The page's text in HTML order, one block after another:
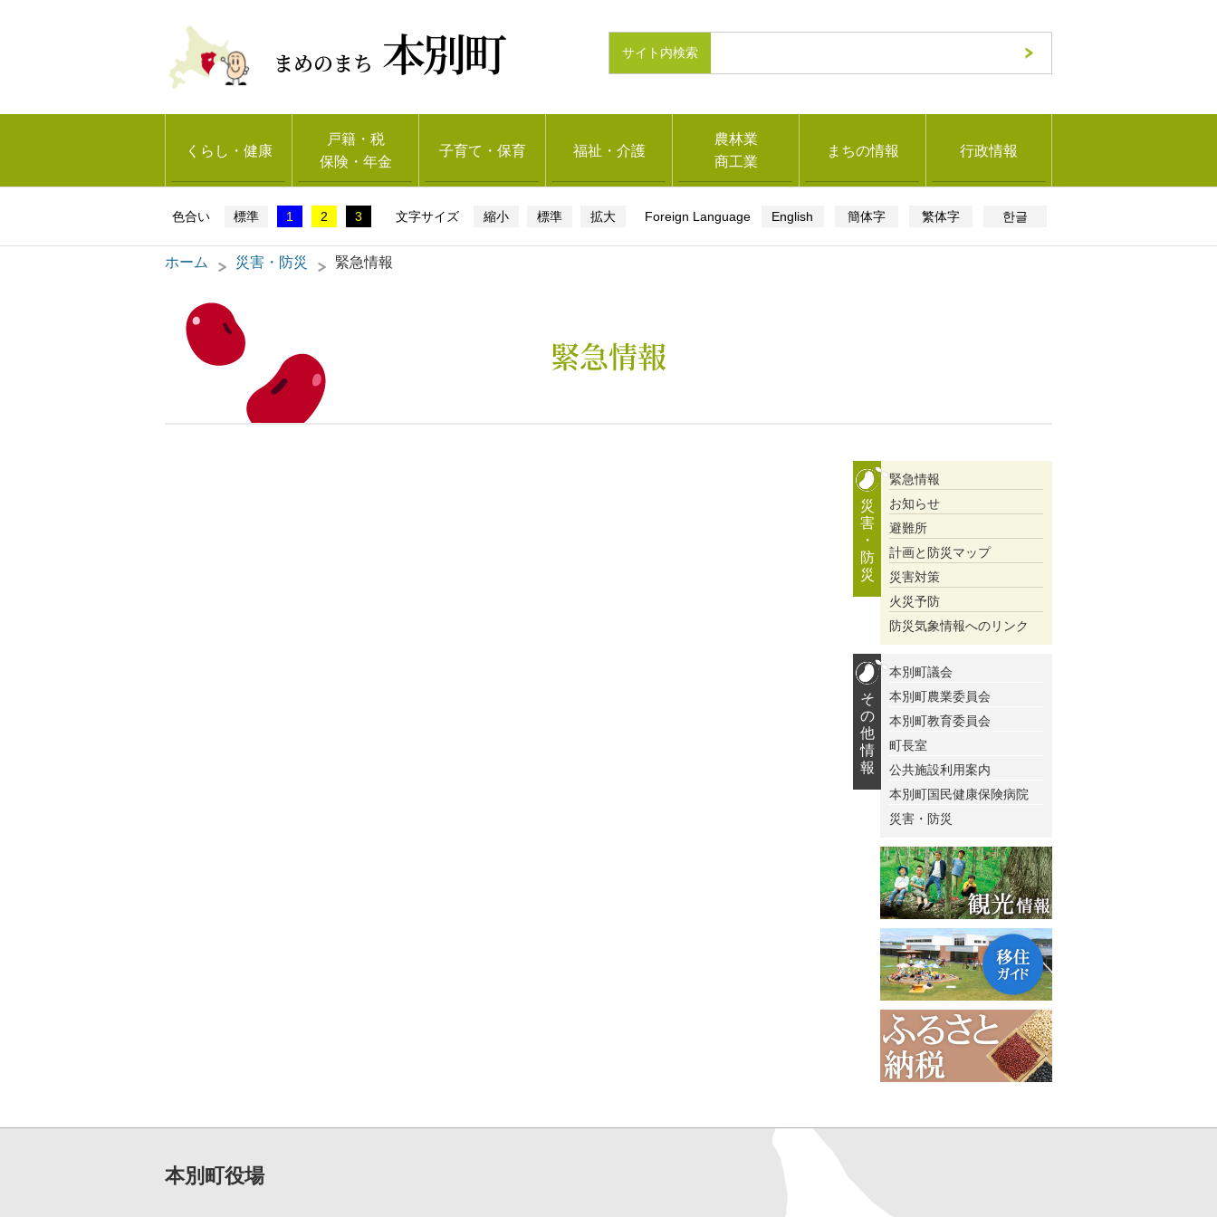
まめのまち 本別町
くらし・健康
戸籍・税
保険・年金
子育て・保育 福祉・介護
農林業
商工業
まちの情報 行政情報
標準 1 2 3 縮小 標準 拡大 English 簡体字 繁体字 한글
ホーム 災害・防災 緊急情報
緊急情報
災
害
・
防
災
緊急情報
お知らせ
避難所
計画と防災マップ
災害対策
火災予防
防災気象情報へのリンク
そ
の
他
情
報
本別町議会
本別町農業委員会
本別町教育委員会
町長室
公共施設利用案内
本別町国民健康保険病院
災害・防災
本別町役場